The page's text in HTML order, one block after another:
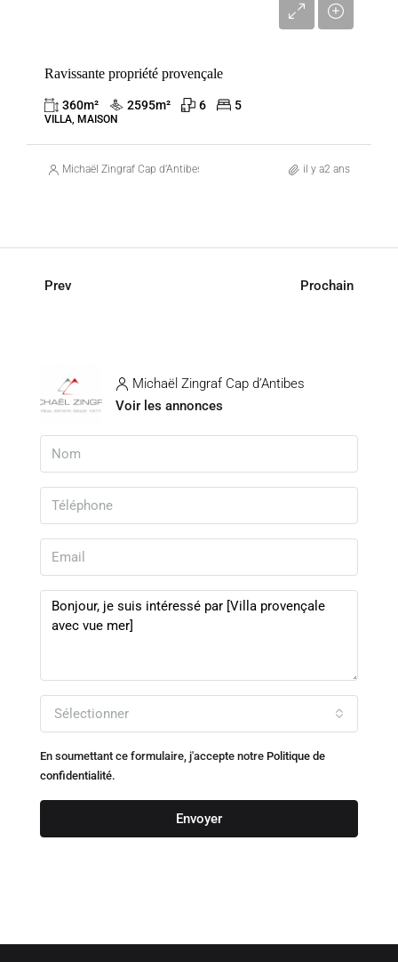
Ravissante propriété provençale
360m² 2595m² 6 5
VILLA, MAISON
Michaël Zingraf Cap d’Antibes il y a2 ans
Prev Prochain
Michaël Zingraf Cap d’Antibes
Voir les annonces
Sélectionner
En soumettant ce formulaire, j'accepte notre Politique de
confidentialité.
Envoyer